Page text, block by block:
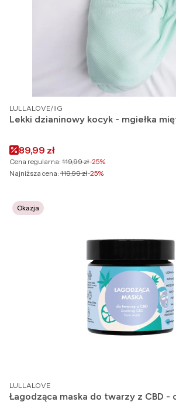
PRODUCENT
LULLALOVE/IIG
Lekki dzianinowy kocyk - mgiełka
Cena promocyjna
89,99 zł
Cena regularna: 119,99 zł-25%
Najniższa cena: 119,99 zł-25%
Okazja
PRODUCENT
LULLALOVE
Łagodząca maska do twarzy z CBD -